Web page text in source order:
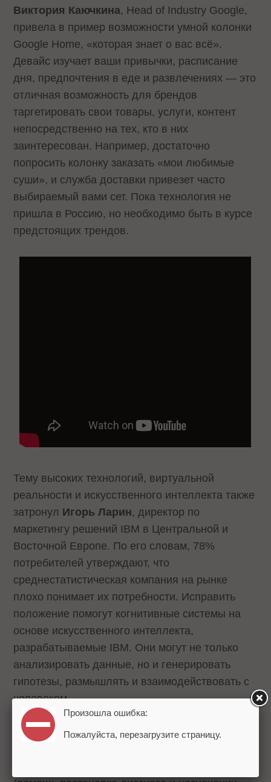
Виктория Каючкина, Head of Industry Google,
привела в пример возможности умной колонки
Google Home, «которая знает о вас всё».
Девайс изучает ваши привычки, расписание
дня, предпочтения в еде и развлечениях — это
отличная возможность для брендов
таргетировать свои товары, услуги, контент
непосредственно на тех, кто в них
заинтересован. Например, достаточно
попросить колонку заказать «мои любимые
суши», и служба доставки привезет часто
выбираемый вами сет. Пока технология не
пришла в Россию, но необходимо быть в курсе
предстоящих трендов.
Тему высоких технологий, виртуальной
реальности и искусственного интеллекта также
затронул Игорь Ларин, директор по
маркетингу решений IBM в Центральной и
Восточной Европе. По его словам, 78%
потребителей утверждают, что
среднестатистическая компания на рынке
плохо понимает их потребности. Исправить
положение помогут когнитивные системы на
основе искусственного интеллекта,
разрабатываемые IBM. Они могут не только
анализировать данные, но и генерировать
гипотезы, размышлять и взаимодействовать с
человеком.
Такие когнитивные системы сегодня
Произошла ошибка:
Пожалуйста, перезагрузите страницу.